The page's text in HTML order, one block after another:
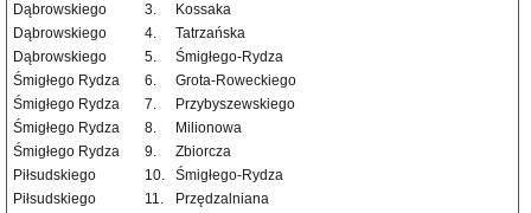
Dąbrowskiego
3.
Kossaka
Dąbrowskiego
4.
Tatrzańska
Dąbrowskiego
5.
Śmigłego-Rydza
Śmigłego Rydza
6.
Grota-Roweckiego
Śmigłego Rydza
7.
Przybyszewskiego
Śmigłego Rydza
8.
Milionowa
Śmigłego Rydza
9.
Zbiorcza
Piłsudskiego
10.
Śmigłego-Rydza
Piłsudskiego
11.
Przędzalniana